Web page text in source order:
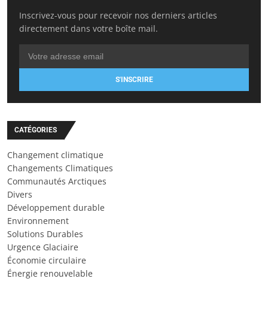
Inscrivez-vous pour recevoir nos derniers articles
directement dans votre boîte mail.
S'INSCRIRE
CATÉGORIES
Changement climatique
Changements Climatiques
Communautés Arctiques
Divers
Développement durable
Environnement
Solutions Durables
Urgence Glaciaire
Économie circulaire
Énergie renouvelable